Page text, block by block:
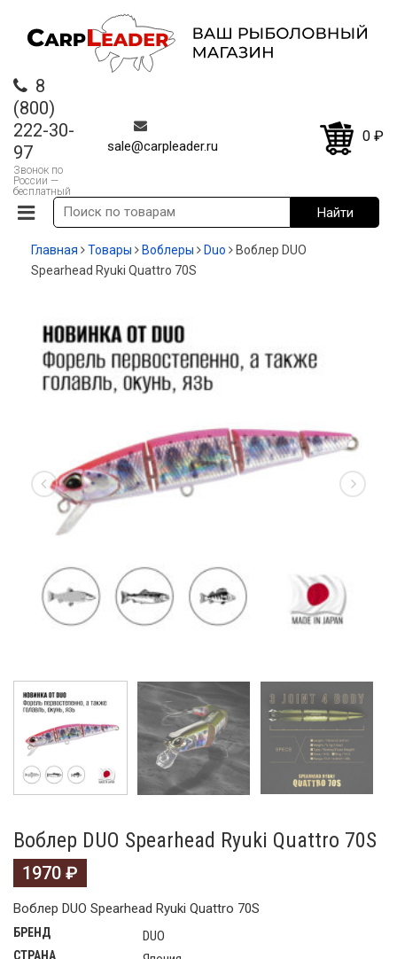
8
(800)
222-30-
97
Звонок по
России —
бесплатный
sale@carpleader.ru
0 ₽
Главная Товары Воблеры Duo
Воблер DUO
Spearhead Ryuki Quattro 70S
Воблер DUO Spearhead Ryuki Quattro 70S
1970 ₽
Воблер DUO Spearhead Ryuki Quattro 70S
БРЕНД DUO
СТРАНА